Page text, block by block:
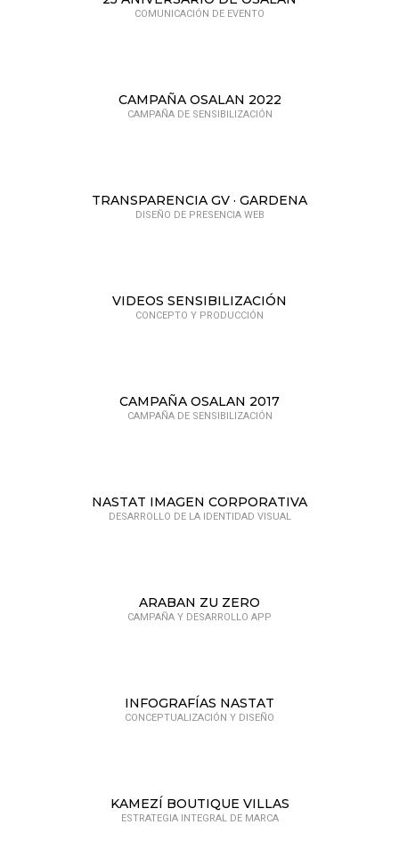
COMUNICACIÓN DE EVENTO
CAMPAÑA OSALAN 2022
CAMPAÑA DE SENSIBILIZACIÓN
TRANSPARENCIA GV · GARDENA
DISEÑO DE PRESENCIA WEB
VIDEOS SENSIBILIZACIÓN
CONCEPTO Y PRODUCCIÓN
CAMPAÑA OSALAN 2017
CAMPAÑA DE SENSIBILIZACIÓN
NASTAT IMAGEN CORPORATIVA
DESARROLLO DE LA IDENTIDAD VISUAL
ARABAN ZU ZERO
CAMPAÑA Y DESARROLLO APP
INFOGRAFÍAS NASTAT
CONCEPTUALIZACIÓN Y DISEÑO
KAMEZÍ BOUTIQUE VILLAS
ESTRATEGIA INTEGRAL DE MARCA